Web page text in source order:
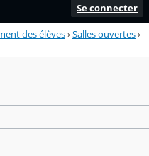
Se connecter
des élèves›Salles ouvertes›